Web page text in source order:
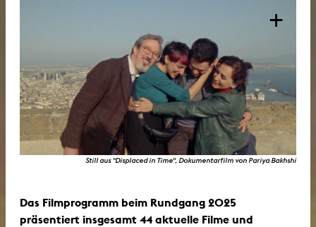
Still aus "Displaced in Time", Dokumentarfilm von Pariya Bakhshi
Das Filmprogramm beim Rundgang 2025
präsentiert insgesamt 44 aktuelle Filme und
+